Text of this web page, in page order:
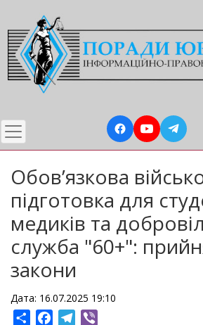
до
основного
вмісту
Обов’язкова
підготовка для
медиків та
служба "60+":
закони
Дата: 16.07.2025 19:10
ShareFacebookTelegram